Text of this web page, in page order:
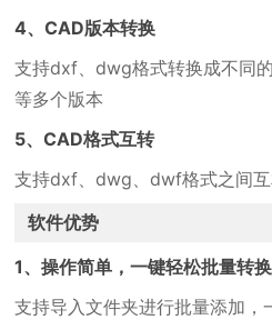
4、CAD版本转换
支持dxf、dwg格式转换成不同
等多个版本
5、CAD格式互转
支持dxf、dwg、dwf格式之间
软件优势
1、操作简单，一键轻松批量转换
支持导入文件夹进行批量添加，